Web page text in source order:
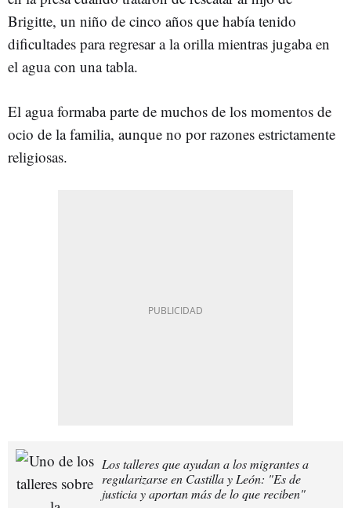
Brigitte, un niño de cinco años que había tenido
dificultades para regresar a la orilla mientras jugaba en
el agua con una tabla.
El agua formaba parte de muchos de los momentos de
ocio de la familia, aunque no por razones estrictamente
religiosas.
Los talleres que ayudan a los migrantes a
regularizarse en Castilla y León: "Es de
justicia y aportan más de lo que reciben"